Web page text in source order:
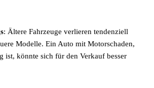
: Ältere Fahrzeuge verlieren tendenziell
Modelle. Ein Auto mit Motorschaden,
ist, könnte sich für den Verkauf besser